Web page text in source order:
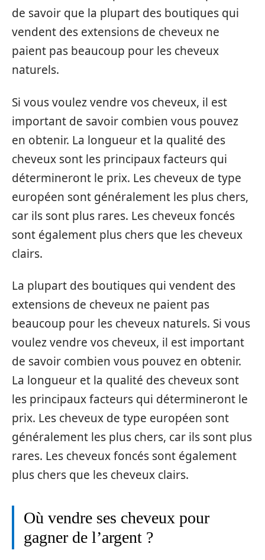
de savoir que la plupart des boutiques qui
vendent des extensions de cheveux ne
paient pas beaucoup pour les cheveux
naturels.
Si vous voulez vendre vos cheveux, il est
important de savoir combien vous pouvez
en obtenir. La longueur et la qualité des
cheveux sont les principaux facteurs qui
détermineront le prix. Les cheveux de type
européen sont généralement les plus chers,
car ils sont plus rares. Les cheveux foncés
sont également plus chers que les cheveux
clairs.
La plupart des boutiques qui vendent des
extensions de cheveux ne paient pas
beaucoup pour les cheveux naturels. Si vous
voulez vendre vos cheveux, il est important
de savoir combien vous pouvez en obtenir.
La longueur et la qualité des cheveux sont
les principaux facteurs qui détermineront le
prix. Les cheveux de type européen sont
généralement les plus chers, car ils sont plus
rares. Les cheveux foncés sont également
plus chers que les cheveux clairs.
Où vendre ses cheveux pour
gagner de l’argent ?